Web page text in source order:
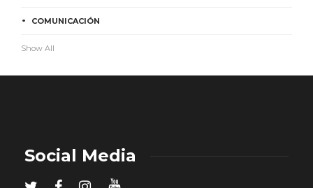
COMUNICACIÓN
Show All
Social Media